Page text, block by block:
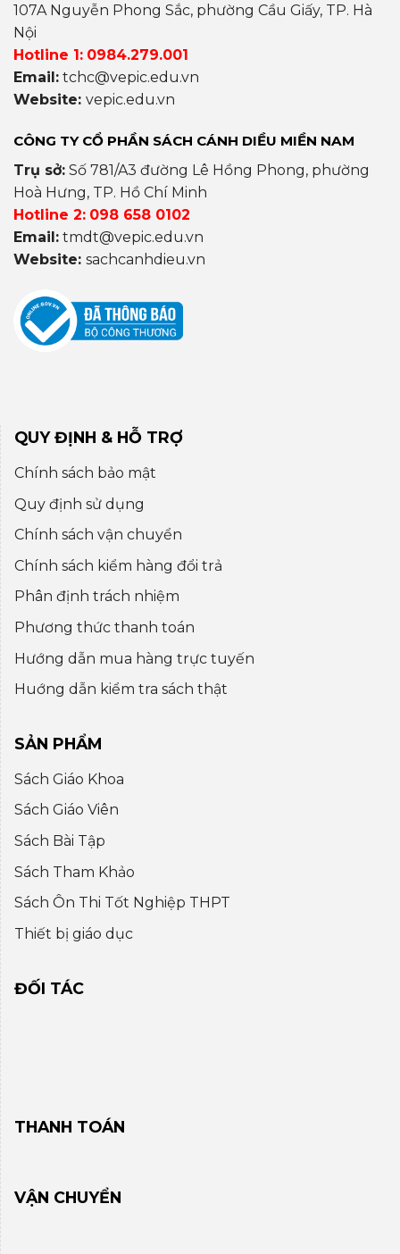
107A Nguyễn Phong Sắc, phường Cầu Giấy, TP. Hà
Nội
Hotline 1: 0984.279.001
Email: tchc@vepic.edu.vn
Website: vepic.edu.vn
CÔNG TY CỔ PHẦN SÁCH CÁNH DIỀU MIỀN NAM
Trụ sở: Số 781/A3 đường Lê Hồng Phong, phường
Hoà Hưng, TP. Hồ Chí Minh
Hotline 2: 098 658 0102
Email: tmdt@vepic.edu.vn
Website: sachcanhdieu.vn
QUY ĐỊNH & HỖ TRỢ
Chính sách bảo mật
Quy định sử dụng
Chính sách vận chuyển
Chính sách kiểm hàng đổi trả
Phân định trách nhiệm
Phương thức thanh toán
Hướng dẫn mua hàng trực tuyến
Huớng dẫn kiểm tra sách thật
SẢN PHẨM
Sách Giáo Khoa
Sách Giáo Viên
Sách Bài Tập
Sách Tham Khảo
Sách Ôn Thi Tốt Nghiệp THPT
Thiết bị giáo dục
ĐỐI TÁC
THANH TOÁN
VẬN CHUYỂN